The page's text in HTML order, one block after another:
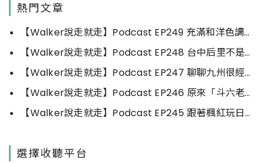
熱門文章
【Walker說走就走】Podcast EP249 充滿和洋色調的街景風光，玩出長崎不同的風情
【Walker說走就走】Podcast EP248 台中后里不是只有馬場跟樂園！深度走走拍拍有放鬆喔～
【Walker說走就走】Podcast EP247 聊聊九州很經典的那幾座城市吧
【Walker說走就走】Podcast EP246 原來「斗六老街區」的文化底蘊與重生這麼精彩
【Walker說走就走】Podcast EP245 跟著楓紅玩日本，原來這些鄉下那麼美
選擇收聽平台